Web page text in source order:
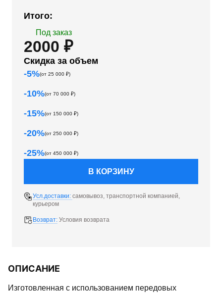
Итого:
Под заказ
2000 ₽
Скидка за объем
-5%(от 25 000 ₽)
-10%(от 70 000 ₽)
-15%(от 150 000 ₽)
-20%(от 250 000 ₽)
-25%(от 450 000 ₽)
В КОРЗИНУ
Усл.доставки: самовывоз, транспортной компанией,
курьером
Возврат: Условия возврата
ОПИСАНИЕ
Изготовленная с использованием передовых